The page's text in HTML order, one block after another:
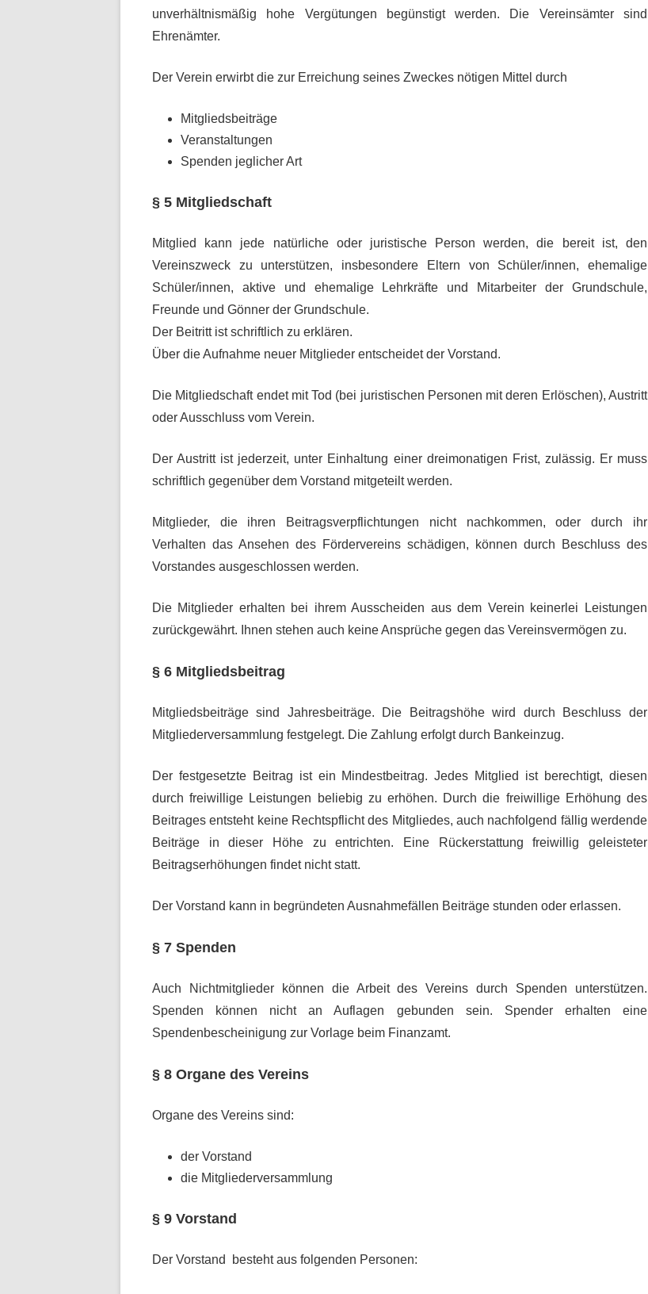
unverhältnismäßig hohe Vergütungen begünstigt werden. Die Vereinsämter sind
Ehrenämter.
Der Verein erwirbt die zur Erreichung seines Zweckes nötigen Mittel durch
Mitgliedsbeiträge
Veranstaltungen
Spenden jeglicher Art
§ 5 Mitgliedschaft
Mitglied kann jede natürliche oder juristische Person werden, die bereit ist, den
Vereinszweck zu unterstützen, insbesondere Eltern von Schüler/innen, ehemalige
Schüler/innen, aktive und ehemalige Lehrkräfte und Mitarbeiter der Grundschule,
Freunde und Gönner der Grundschule.
Der Beitritt ist schriftlich zu erklären.
Über die Aufnahme neuer Mitglieder entscheidet der Vorstand.
Die Mitgliedschaft endet mit Tod (bei juristischen Personen mit deren Erlöschen), Austritt
oder Ausschluss vom Verein.
Der Austritt ist jederzeit, unter Einhaltung einer dreimonatigen Frist, zulässig. Er muss
schriftlich gegenüber dem Vorstand mitgeteilt werden.
Mitglieder, die ihren Beitragsverpflichtungen nicht nachkommen, oder durch ihr
Verhalten das Ansehen des Fördervereins schädigen, können durch Beschluss des
Vorstandes ausgeschlossen werden.
Die Mitglieder erhalten bei ihrem Ausscheiden aus dem Verein keinerlei Leistungen
zurückgewährt. Ihnen stehen auch keine Ansprüche gegen das Vereinsvermögen zu.
§ 6 Mitgliedsbeitrag
Mitgliedsbeiträge sind Jahresbeiträge. Die Beitragshöhe wird durch Beschluss der
Mitgliederversammlung festgelegt. Die Zahlung erfolgt durch Bankeinzug.
Der festgesetzte Beitrag ist ein Mindestbeitrag. Jedes Mitglied ist berechtigt, diesen
durch freiwillige Leistungen beliebig zu erhöhen. Durch die freiwillige Erhöhung des
Beitrages entsteht keine Rechtspflicht des Mitgliedes, auch nachfolgend fällig werdende
Beiträge in dieser Höhe zu entrichten. Eine Rückerstattung freiwillig geleisteter
Beitragserhöhungen findet nicht statt.
Der Vorstand kann in begründeten Ausnahmefällen Beiträge stunden oder erlassen.
§ 7 Spenden
Auch Nichtmitglieder können die Arbeit des Vereins durch Spenden unterstützen.
Spenden können nicht an Auflagen gebunden sein. Spender erhalten eine
Spendenbescheinigung zur Vorlage beim Finanzamt.
§ 8 Organe des Vereins
Organe des Vereins sind:
der Vorstand
die Mitgliederversammlung
§ 9 Vorstand
Der Vorstand besteht aus folgenden Personen: